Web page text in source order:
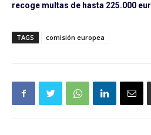
recoge multas de hasta 225.000
TAGS comisión europea